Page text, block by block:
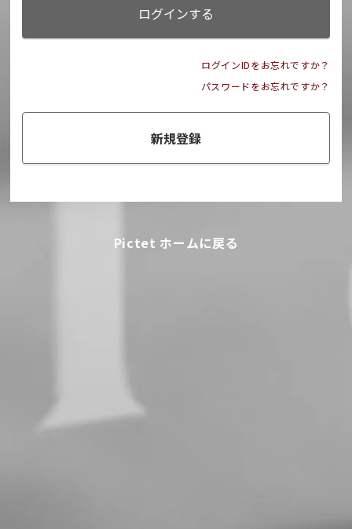
ログインする
ログインIDをお忘れですか？
パスワードをお忘れですか？
新規登録
Pictet ホームに戻る